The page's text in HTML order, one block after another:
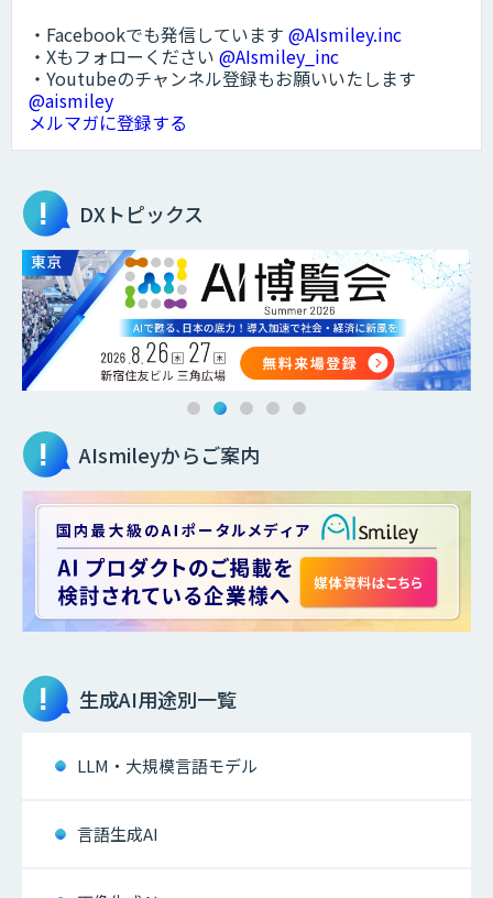
・Facebookでも発信しています @AIsmiley.inc
・Xもフォローください @AIsmiley_inc
・Youtubeのチャンネル登録もお願いいたします
@aismiley
メルマガに登録する
DXトピックス
AIsmileyからご案内
生成AI用途別一覧
LLM・大規模言語モデル
言語生成AI